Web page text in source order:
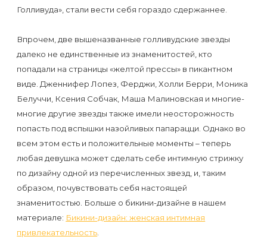
кожей
депиляции
или
сахаром
Виды
для
депиляции
Эпиляция
или
Голливуда», стали вести себя гораздо сдержаннее.
Впрочем, две вышеназванные голливудские звезды
далеко не единственные из знаменитостей, кто
попадали на страницы «желтой прессы» в пикантном
виде. Дженнифер Лопез, Ферджи, Холли Берри, Моника
Белуччи, Ксения Собчак, Маша Малиновская и многие-
многие другие звезды также имели неосторожность
попасть под вспышки назойливых папарацци. Однако во
всем этом есть и положительные моменты – теперь
любая девушка может сделать себе интимную стрижку
по дизайну одной из перечисленных звезд, и, таким
образом, почувствовать себя настоящей
знаменитостью. Больше о бикини-дизайне в нашем
материале: Бикини-дизайн: женская интимная
привлекательность